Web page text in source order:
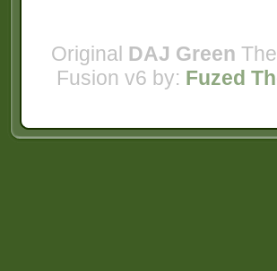
Original DAJ Green
Fusion v6 by: Fuzed